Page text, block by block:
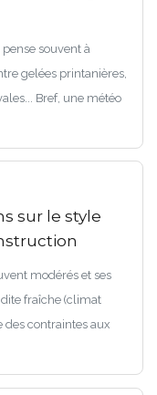
souvent à
gelées printanières,
Bref, une météo
sur le style
modérés et ses
fraîche (climat
des contraintes aux